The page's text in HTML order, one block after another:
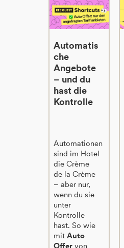
Automatis
che
Angebote
– und du
hast die
Kontrolle
Automationen
sind im Hotel
die Crème
de la Crème
– aber nur,
wenn du sie
unter
Kontrolle
hast. So wie
mitAuto
Offer von